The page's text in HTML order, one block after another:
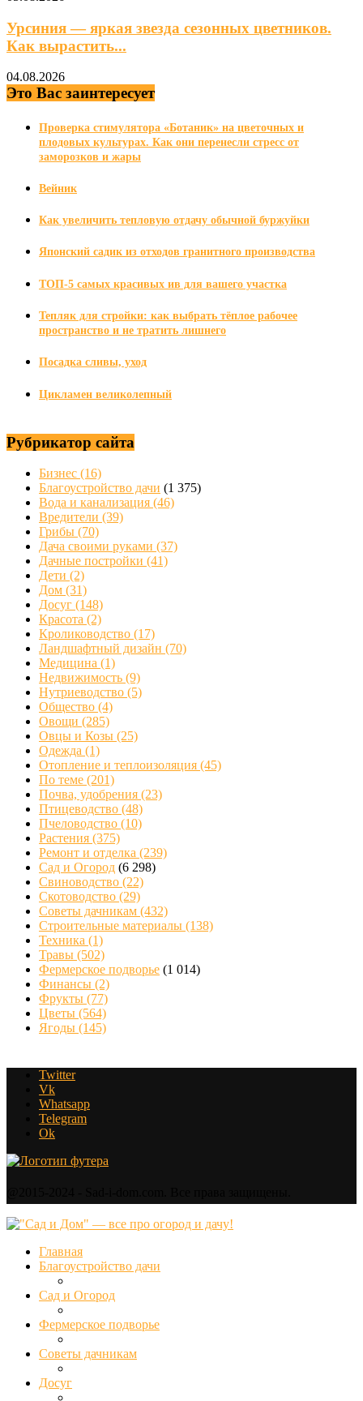
Урсиния — яркая звезда сезонных цветников.
Как вырастить...
04.08.2026
Это Вас заинтересует
Проверка стимулятора «Ботаник» на цветочных и
плодовых культурах. Как они перенесли стресс от
заморозков и жары
Вейник
Как увеличить тепловую отдачу обычной буржуйки
Японский садик из отходов гранитного производства
ТОП-5 самых красивых ив для вашего участка
Тепляк для стройки: как выбрать тёплое рабочее
пространство и не тратить лишнего
Посадка сливы, уход
Цикламен великолепный
Рубрикатор сайта
Бизнес (16)
Благоустройство дачи (1 375)
Вода и канализация (46)
Вредители (39)
Грибы (70)
Дача своими руками (37)
Дачные постройки (41)
Дети (2)
Дом (31)
Досуг (148)
Красота (2)
Кролиководство (17)
Ландшафтный дизайн (70)
Медицина (1)
Недвижимость (9)
Нутриеводство (5)
Общество (4)
Овощи (285)
Овцы и Козы (25)
Одежда (1)
Отопление и теплоизоляция (45)
По теме (201)
Почва, удобрения (23)
Птицеводство (48)
Пчеловодство (10)
Растения (375)
Ремонт и отделка (239)
Сад и Огород (6 298)
Свиноводство (22)
Скотоводство (29)
Советы дачникам (432)
Строительные материалы (138)
Техника (1)
Травы (502)
Фермерское подворье (1 014)
Финансы (2)
Фрукты (77)
Цветы (564)
Ягоды (145)
Twitter
Vk
Whatsapp
Telegram
Ok
Главная
Благоустройство дачи
Сад и Огород
Фермерское подворье
Советы дачникам
Досуг